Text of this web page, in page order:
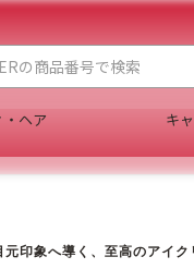
ヘア キ
元印象へ導く、至高のアイク